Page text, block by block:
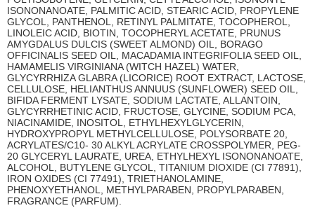
ISONONANOATE, PALMITIC ACID, STEARIC ACID, PROPYLENE
GLYCOL, PANTHENOL, RETINYL PALMITATE, TOCOPHEROL,
LINOLEIC ACID, BIOTIN, TOCOPHERYL ACETATE, PRUNUS
AMYGDALUS DULCIS (SWEET ALMOND) OIL, BORAGO
OFFICINALIS SEED OIL, MACADAMIA INTEGRIFOLIA SEED OIL,
HAMAMELIS VIRGINIANA (WITCH HAZEL) WATER,
GLYCYRRHIZA GLABRA (LICORICE) ROOT EXTRACT, LACTOSE,
CELLULOSE, HELIANTHUS ANNUUS (SUNFLOWER) SEED OIL,
BIFIDA FERMENT LYSATE, SODIUM LACTATE, ALLANTOIN,
GLYCYRRHETINIC ACID, FRUCTOSE, GLYCINE, SODIUM PCA,
NIACINAMIDE, INOSITOL, ETHYLHEXYLGLYCERIN,
HYDROXYPROPYL METHYLCELLULOSE, POLYSORBATE 20,
ACRYLATES/C10- 30 ALKYL ACRYLATE CROSSPOLYMER, PEG-
20 GLYCERYL LAURATE, UREA, ETHYLHEXYL ISONONANOATE,
ALCOHOL, BUTYLENE GLYCOL, TITANIUM DIOXIDE (CI 77891),
IRON OXIDES (CI 77491), TRIETHANOLAMINE,
PHENOXYETHANOL, METHYLPARABEN, PROPYLPARABEN,
FRAGRANCE (PARFUM).